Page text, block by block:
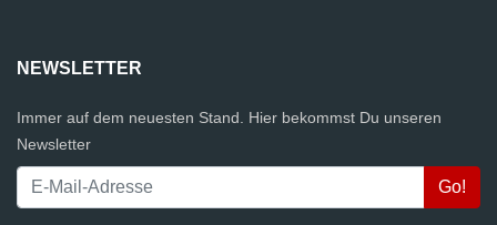
NEWSLETTER
Immer auf dem neuesten Stand. Hier bekommst Du unseren
Newsletter